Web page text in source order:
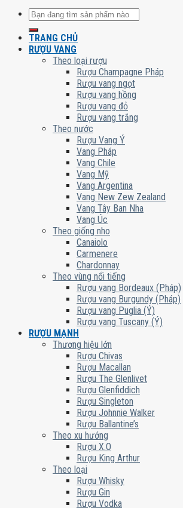
Tìm
TRANG CHỦ
RƯỢU VANG
Theo loại rượu
Rượu Champagne Pháp
Rượu vang ngọt
Rượu vang hồng
Rượu vang đỏ
Rượu vang trắng
Theo nước
Rượu Vang Ý
Vang Pháp
Vang Chile
Vang Mỹ
Vang Argentina
Vang New Zew Zealand
Vang Tây Ban Nha
Vang Úc
Theo giống nho
Canaiolo
Carmenere
Chardonnay
Theo vùng nổi tiếng
Rượu vang Bordeaux (Pháp)
Rượu vang Burgundy (Pháp)
Rượu vang Puglia (Ý)
Rượu vang Tuscany (Ý)
RƯỢU MẠNH
Thương hiệu lớn
Rượu Chivas
Rượu Macallan
Rượu The Glenlivet
Rượu Glenfiddich
Rượu Singleton
Rượu Johnnie Walker
Rượu Ballantine’s
Theo xu hướng
Rượu X.O
Rượu King Arthur
Theo loại
Rượu Whisky
Rượu Gin
Rượu Vodka